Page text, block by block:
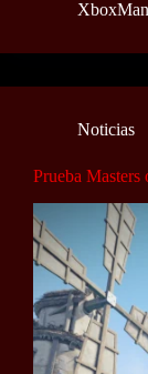
Noticias
Prueba Masters